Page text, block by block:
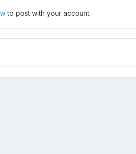
to post with your account.